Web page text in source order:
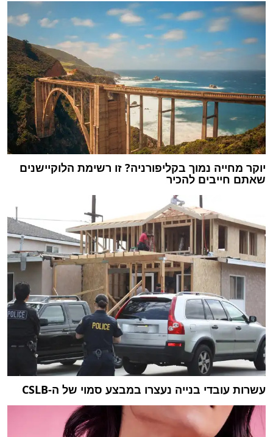
יוקר מחייה נמוך בקליפורניה? זו רשימת הלוקיישנים
שאתם חייבים להכיר
עשרות עובדי בנייה נעצרו במבצע סמוי של ה-CSLB